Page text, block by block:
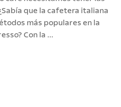
que la cafetera italiana
más populares en la
Con la ...